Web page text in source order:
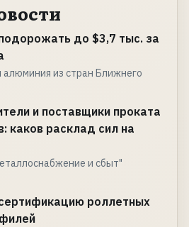
до $3,7 тыс. за
алюминия из стран Ближнего
и поставщики проката
каков расклад сил на
и сбыт"
роллетных